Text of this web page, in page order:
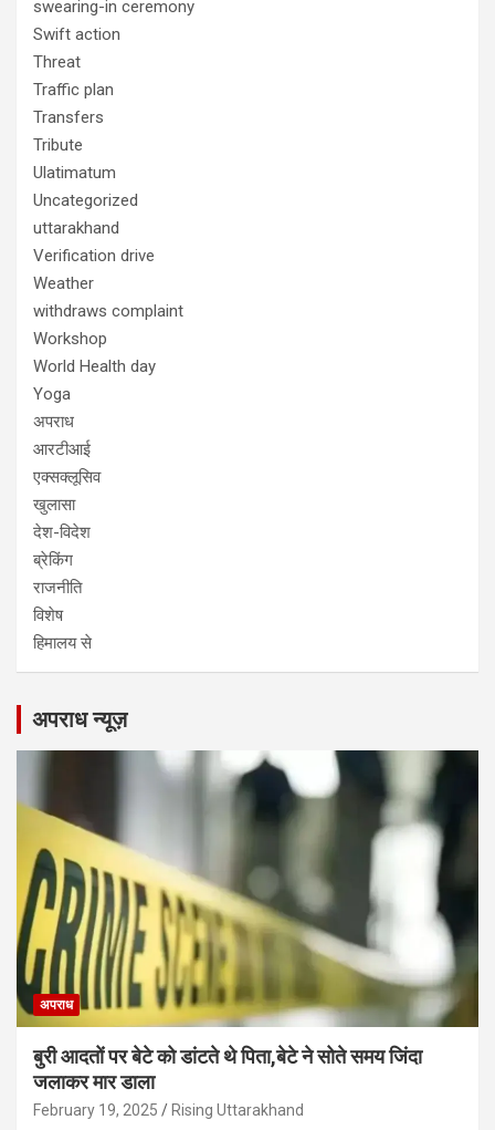
swearing-in ceremony
Swift action
Threat
Traffic plan
Transfers
Tribute
Ulatimatum
Uncategorized
uttarakhand
Verification drive
Weather
withdraws complaint
Workshop
World Health day
Yoga
अपराध
आरटीआई
एक्सक्लूसिव
खुलासा
देश-विदेश
ब्रेकिंग
राजनीति
विशेष
हिमालय से
अपराध न्यूज़
अपराध
बुरी आदतों पर बेटे को डांटते थे पिता,बेटे ने सोते समय जिंदा
जलाकर मार डाला
February 19, 2025 Rising Uttarakhand